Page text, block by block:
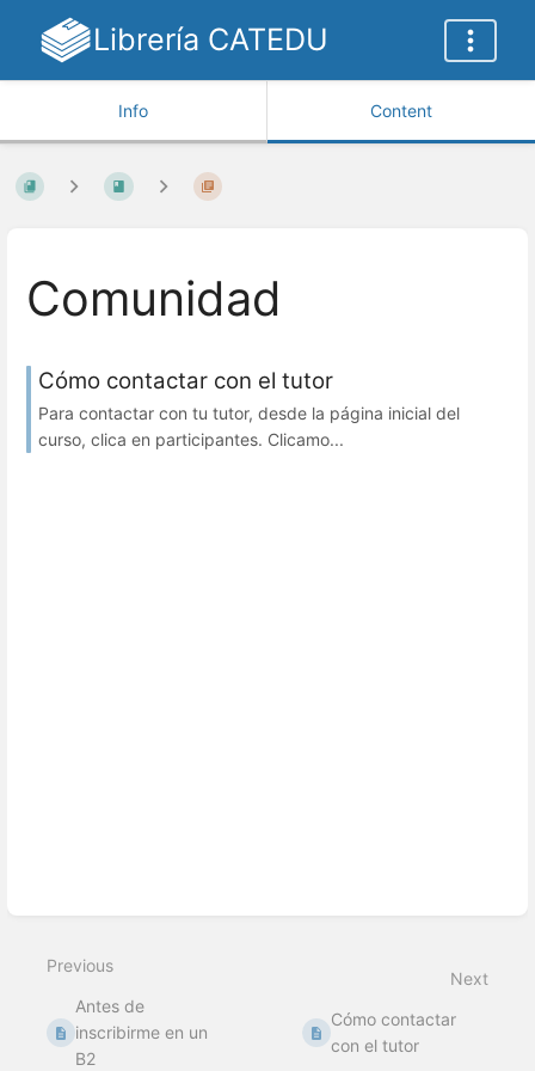
Librería CATEDU
Info Content
Comunidad
Cómo contactar con el tutor
Para contactar con tu tutor, desde la página inicial del
curso, clica en participantes. Clicamo...
Previous
Antes de
inscribirme en un
B2
Next
Cómo contactar
con el tutor